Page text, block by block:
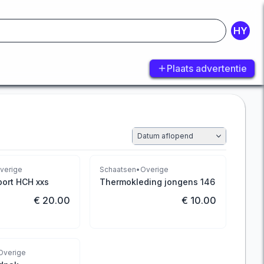
HY
Plaats advertentie
Datum aflopend
HCH xxs
€ 20.00
Schaatsen• Overige
Thermokleding jongens 146
€ 10.00